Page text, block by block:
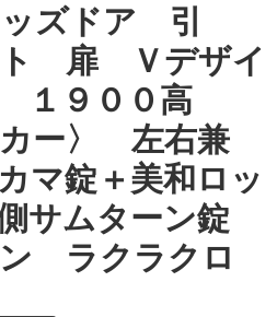
ズドア 引
扉 Ｖデザイ
１９００高
カー〉 左右兼
マ錠＋美和ロッ
サムターン錠
ラクラクロ